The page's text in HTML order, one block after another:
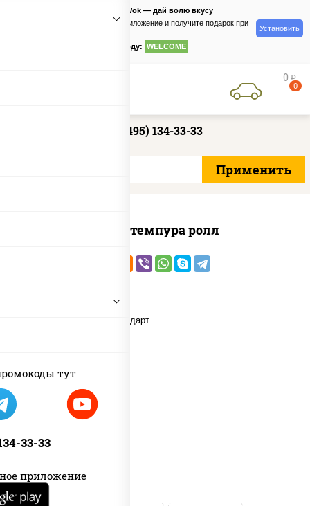
тут
33-33
приложение
PizzaSushiWok — дай волю вкусу
Скачайте приложение и получите подарок при
по промокоду: WELCOME
Установить
0 руб
0
+7 (495) 134-33-33
Угорь темпура ролл